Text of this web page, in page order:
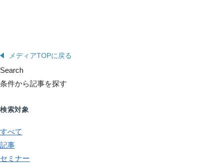
メディアTOPに戻る
Search
条件から記事を探す
検索対象
すべて
記事
セミナー